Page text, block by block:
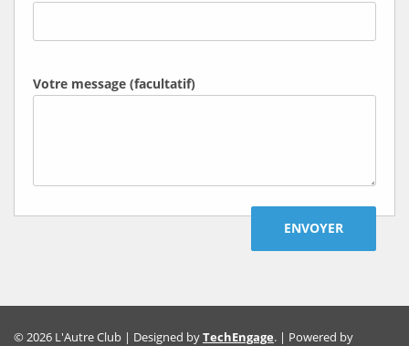
Votre message (facultatif)
© 2026 L'Autre Club | Designed byTechEngage. | Powered by